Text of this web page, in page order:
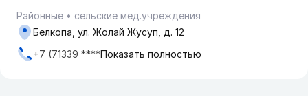
Районные
сельские мед.учреждения
Белкопа, ул. Жолай Жусуп, д. 12
+7 (71339 ****Показать полностью